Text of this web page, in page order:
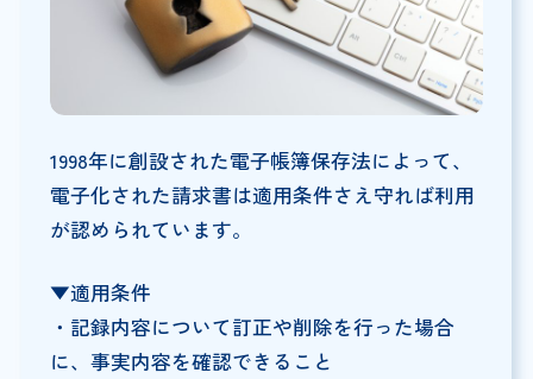
1998年に創設された電子帳簿保存法によって、
電子化された請求書は適用条件さえ守れば利用
が認められています。
▼適用条件
・記録内容について訂正や削除を行った場合
に、事実内容を確認できること